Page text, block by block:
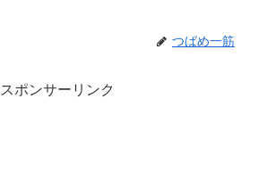
つばめ一筋
スポンサーリンク